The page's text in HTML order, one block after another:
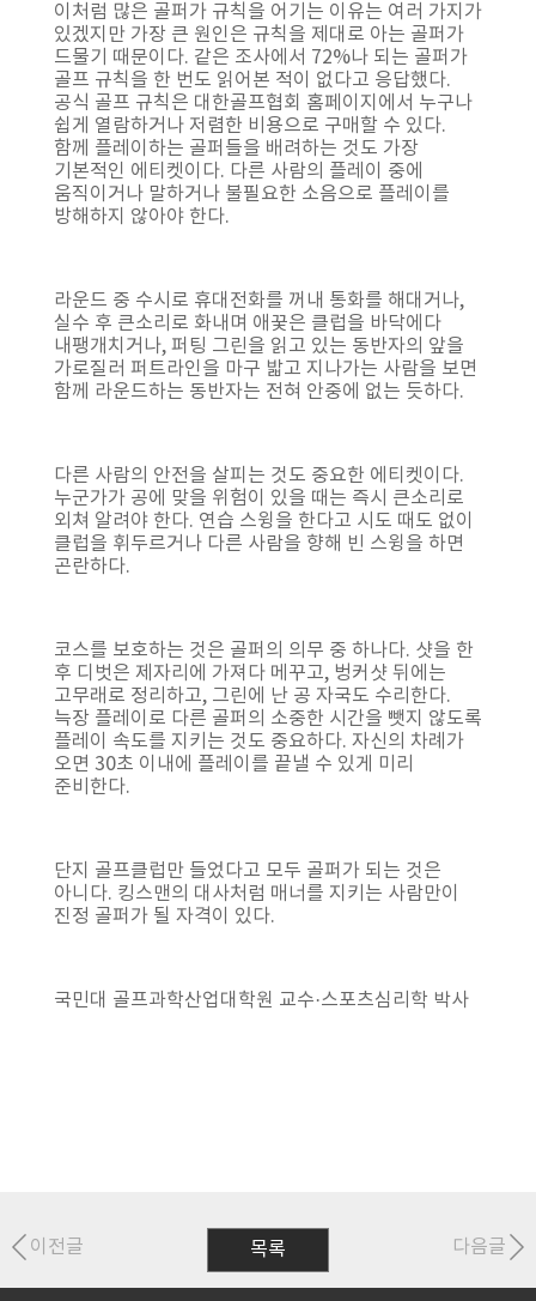
이처럼 많은 골퍼가 규칙을 어기는 이유는 여러 가지가
있겠지만 가장 큰 원인은 규칙을 제대로 아는 골퍼가
드물기 때문이다. 같은 조사에서 72%나 되는 골퍼가
골프 규칙을 한 번도 읽어본 적이 없다고 응답했다.
공식 골프 규칙은 대한골프협회 홈페이지에서 누구나
쉽게 열람하거나 저렴한 비용으로 구매할 수 있다.
함께 플레이하는 골퍼들을 배려하는 것도 가장
기본적인 에티켓이다. 다른 사람의 플레이 중에
움직이거나 말하거나 불필요한 소음으로 플레이를
방해하지 않아야 한다.
라운드 중 수시로 휴대전화를 꺼내 통화를 해대거나,
실수 후 큰소리로 화내며 애꿎은 클럽을 바닥에다
내팽개치거나, 퍼팅 그린을 읽고 있는 동반자의 앞을
가로질러 퍼트라인을 마구 밟고 지나가는 사람을 보면
함께 라운드하는 동반자는 전혀 안중에 없는 듯하다.
다른 사람의 안전을 살피는 것도 중요한 에티켓이다.
누군가가 공에 맞을 위험이 있을 때는 즉시 큰소리로
외쳐 알려야 한다. 연습 스윙을 한다고 시도 때도 없이
클럽을 휘두르거나 다른 사람을 향해 빈 스윙을 하면
곤란하다.
코스를 보호하는 것은 골퍼의 의무 중 하나다. 샷을 한
후 디벗은 제자리에 가져다 메꾸고, 벙커샷 뒤에는
고무래로 정리하고, 그린에 난 공 자국도 수리한다.
늑장 플레이로 다른 골퍼의 소중한 시간을 뺏지 않도록
플레이 속도를 지키는 것도 중요하다. 자신의 차례가
오면 30초 이내에 플레이를 끝낼 수 있게 미리
준비한다.
단지 골프클럽만 들었다고 모두 골퍼가 되는 것은
아니다. 킹스맨의 대사처럼 매너를 지키는 사람만이
진정 골퍼가 될 자격이 있다.
국민대 골프과학산업대학원 교수·스포츠심리학 박사
목록
이전글 다음글